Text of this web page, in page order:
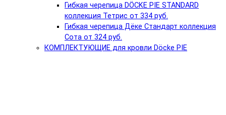
Гибкая черепица DÖCKE PIE STANDARD
коллекция Тетрис от 334 руб.
Гибкая черепица Дёке Стандарт коллекция
Сота от 324 руб.
КОМПЛЕКТУЮЩИЕ для кровли Döcke PIE